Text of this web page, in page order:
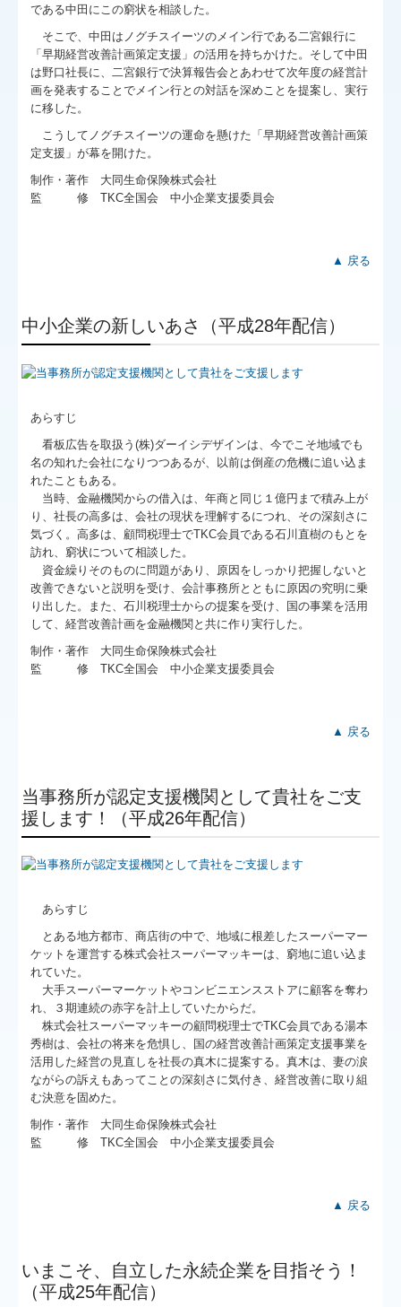
である中田にこの窮状を相談した。
そこで、中田はノグチスイーツのメイン行である二宮銀行に
「早期経営改善計画策定支援」の活用を持ちかけた。そして中田
は野口社長に、二宮銀行で決算報告会とあわせて次年度の経営計
画を発表することでメイン行との対話を深めことを提案し、実行
に移した。
こうしてノグチスイーツの運命を懸けた「早期経営改善計画策
定支援」が幕を開けた。
制作・著作 大同生命保険株式会社
監 修 TKC全国会 中小企業支援委員会
▲ 戻る
中小企業の新しいあさ（平成28年配信）
あらすじ
看板広告を取扱う(株)ダーイシデザインは、今でこそ地域でも
名の知れた会社になりつつあるが、以前は倒産の危機に追い込ま
れたこともある。
当時、金融機関からの借入は、年商と同じ１億円まで積み上が
り、社長の高多は、会社の現状を理解するにつれ、その深刻さに
気づく。高多は、顧問税理士でTKC会員である石川直樹のもとを
訪れ、窮状について相談した。
資金繰りそのものに問題があり、原因をしっかり把握しないと
改善できないと説明を受け、会計事務所とともに原因の究明に乗
り出した。また、石川税理士からの提案を受け、国の事業を活用
して、経営改善計画を金融機関と共に作り実行した。
制作・著作 大同生命保険株式会社
監 修 TKC全国会 中小企業支援委員会
▲ 戻る
当事務所が認定支援機関として貴社をご支
援します！（平成26年配信）
あらすじ
とある地方都市、商店街の中で、地域に根差したスーパーマー
ケットを運営する株式会社スーパーマッキーは、窮地に追い込ま
れていた。
大手スーパーマーケットやコンビニエンスストアに顧客を奪わ
れ、３期連続の赤字を計上していたからだ。
株式会社スーパーマッキーの顧問税理士でTKC会員である湯本
秀樹は、会社の将来を危惧し、国の経営改善計画策定支援事業を
活用した経営の見直しを社長の真木に提案する。真木は、妻の涙
ながらの訴えもあってことの深刻さに気付き、経営改善に取り組
む決意を固めた。
制作・著作 大同生命保険株式会社
監 修 TKC全国会 中小企業支援委員会
▲ 戻る
いまこそ、自立した永続企業を目指そう！
（平成25年配信）